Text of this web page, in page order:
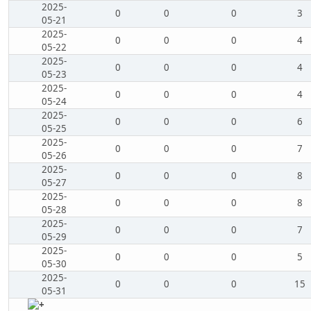
2025-
05-21
0 0 0
3
2025-
05-22
0 0 0
4
2025-
05-23
0 0 0
4
2025-
05-24
0 0 0
4
2025-
05-25
0 0 0
6
2025-
05-26
0 0 0
7
2025-
05-27
0 0 0
8
2025-
05-28
0 0 0
8
2025-
05-29
0 0 0
7
2025-
05-30
0 0 0
5
2025-
05-31
0 0 0 15